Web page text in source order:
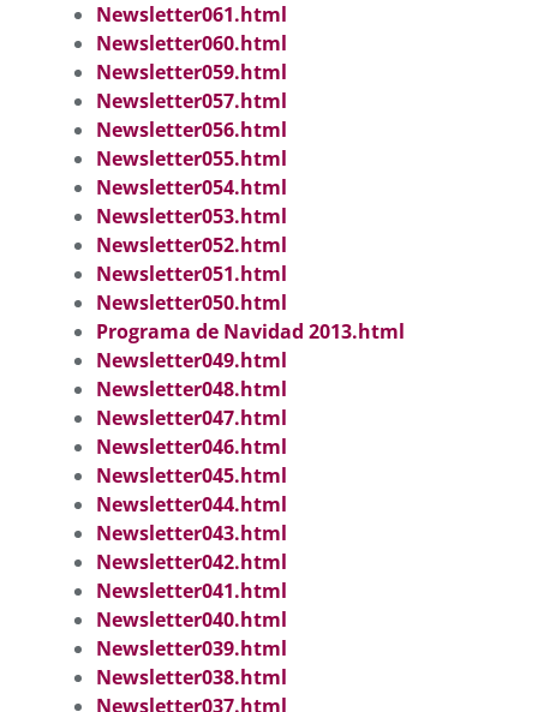
Newsletter061.html
Newsletter060.html
Newsletter059.html
Newsletter057.html
Newsletter056.html
Newsletter055.html
Newsletter054.html
Newsletter053.html
Newsletter052.html
Newsletter051.html
Newsletter050.html
Programa de Navidad 2013.html
Newsletter049.html
Newsletter048.html
Newsletter047.html
Newsletter046.html
Newsletter045.html
Newsletter044.html
Newsletter043.html
Newsletter042.html
Newsletter041.html
Newsletter040.html
Newsletter039.html
Newsletter038.html
Newsletter037.html